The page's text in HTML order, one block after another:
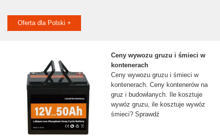
Oferta dla Polski +
Ceny wywozu gruzu i śmieci w
kontenerach
Ceny wywozu gruzu i śmieci w
kontenerach. Ceny kontenerów na
gruz i budowlanych. Ile kosztuje
wywóz gruzu, ile kosztuje wywóz
śmieci? Sprawdź